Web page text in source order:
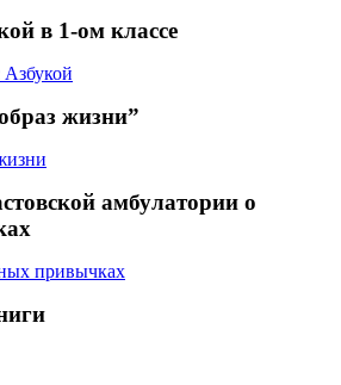
в 1-ом классе
жизни”
амбулатории о
привычках